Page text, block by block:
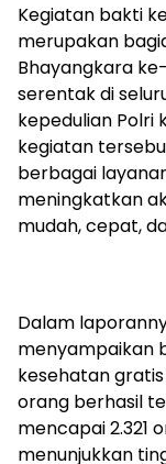
‎Kegiatan bakti
merupakan
Bhayangkara
serentak di
kepedulian Polri
kegiatan
berbagai
meningkatkan
mudah, cepat,
‎Dalam
menyampaikan
kesehatan gratis
orang berhasil
mencapai 2.321
menunjukkan